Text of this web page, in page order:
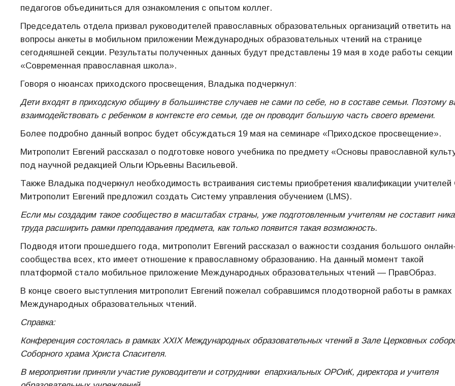
педагогов объединиться для ознакомления с опытом коллег.
Председатель отдела призвал руководителей православных образовательных организаций ответить на
вопросы анкеты в мобильном приложении Международных образовательных чтений на странице
сегодняшней секции. Результаты полученных данных будут представлены 19 мая в ходе работы секции
«Современная православная школа».
Говоря о нюансах приходского просвещения, Владыка подчеркнул:
Дети входят в приходскую общину в большинстве случаев не сами по себе, но в составе семьи. Поэтому
взаимодействовать с ребенком в контексте его семьи, где он проводит большую часть своего времени.
Более подробно данный вопрос будет обсуждаться 19 мая на семинаре «Приходское просвещение».
Митрополит Евгений рассказал о подготовке нового учебника по предмету «Основы православной
под научной редакцией Ольги Юрьевны Васильевой.
Также Владыка подчеркнул необходимость встраивания системы приобретения квалификации
Митрополит Евгений предложил создать Систему управления обучением (LMS).
Если мы создадим такое сообщество в масштабах страны, уже подготовленным учителям не составит
труда расширить рамки преподавания предмета, как только появится такая возможность.
Подводя итоги прошедшего года, митрополит Евгений рассказал о важности создания большого
сообщества всех, кто имеет отношение к православному образованию. На данный момент такой
платформой стало мобильное приложение Международных образовательных чтений — ПравОбраз.
В конце своего выступления митрополит Евгений пожелал собравшимся плодотворной работы в рамках
Международных образовательных чтений.
Справка:
Конференция состоялась в рамках ХХIХ Международных образовательных чтений в Зале Церковных
Соборного храма Христа Спасителя.
В мероприятии приняли участие руководители и сотрудники епархиальных ОРОиК, директора и учителя